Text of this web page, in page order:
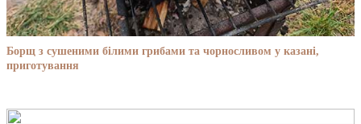
Борщ з сушеними білими грибами та чорносливом у казані,
приготування